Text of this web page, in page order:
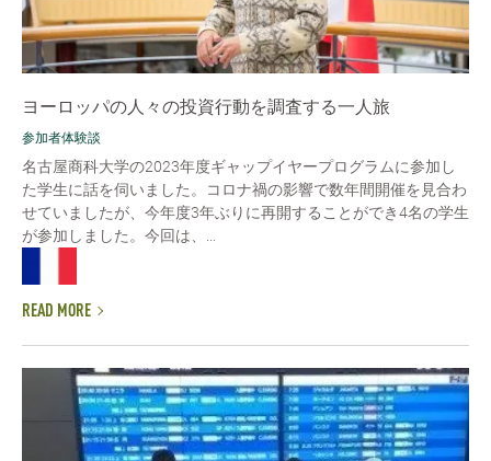
ヨーロッパの人々の投資行動を調査する一人旅
参加者体験談
名古屋商科大学の2023年度ギャップイヤープログラムに参加し
た学生に話を伺いました。コロナ禍の影響で数年間開催を見合わ
せていましたが、今年度3年ぶりに再開することができ4名の学生
が参加しました。今回は、...
READ MORE